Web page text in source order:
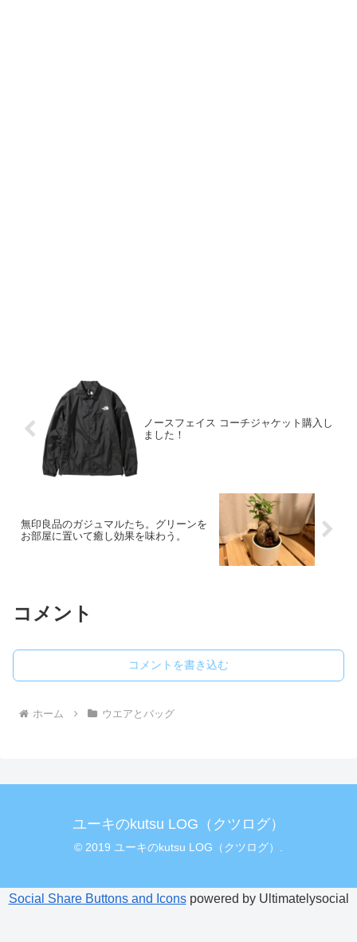
ノースフェイス コーチジャケット購入し
ました！
無印良品のガジュマルたち。グリーンを
お部屋に置いて癒し効果を味わう。
コメント
コメントを書き込む
ホーム ウエアとバッグ
ユーキのkutsu LOG（クツログ）
© 2019 ユーキのkutsu LOG（クツログ）.
Social Share Buttons and Iconspowered by Ultimatelysocial